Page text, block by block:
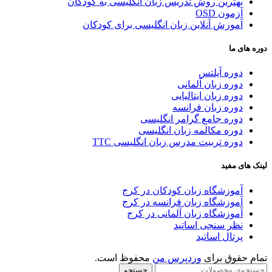
آزمون OSD
آموزش آنلاین زبان انگلیسی برای کودکان
دوره های ما
دوره آیلتس
دوره زبان آلمانی
دوره زبان ایتالیایی
دوره زبان فرانسه
دوره جامع گرامر انگلیسی
دوره مکالمه زبان انگلیسی
دوره تربیت مدرس زبان انگلیسی TTC
لینک های مفید
آموزشگاه زبان کودکان در کرج
آموزشگاه زبان فرانسه در کرج
آموزشگاه زبان آلمانی در کرج
نظر سنجی اساتید
پرتال اساتید
تمام حقوق برای وردپرس من محفوظ است.
جستجو